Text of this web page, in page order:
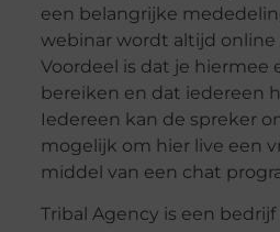
een belangrijke
webinar wordt altijd online
Voordeel is dat je
bereiken en dat iedereen
Iedereen kan de spreker
mogelijk om hier live een
middel van een chat
Tribal Agency is een